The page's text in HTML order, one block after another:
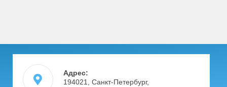
Адрес:
194021, Санкт-Петербург,